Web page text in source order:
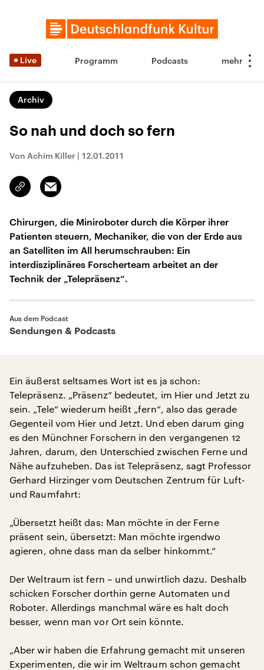
Live Programm Podcasts
Archiv
So nah und doch so fern
Von Achim Killer | 12.01.2011
Link
kopieren/teilen
Email
Chirurgen, die Miniroboter durch die Körper ihrer
Patienten steuern, Mechaniker, die von der Erde aus
an Satelliten im All herumschrauben: Ein
interdisziplinäres Forscherteam arbeitet an der
Technik der „Telepräsenz“.
Aus dem Podcast
Sendungen & Podcasts
Ein äußerst seltsames Wort ist es ja schon:
Telepräsenz. „Präsenz“ bedeutet, im Hier und Jetzt zu
sein. „Tele“ wiederum heißt „fern“, also das gerade
Gegenteil vom Hier und Jetzt. Und eben darum ging
es den Münchner Forschern in den vergangenen 12
Jahren, darum, den Unterschied zwischen Ferne und
Nähe aufzuheben. Das ist Telepräsenz, sagt Professor
Gerhard Hirzinger vom Deutschen Zentrum für Luft-
und Raumfahrt:
„Übersetzt heißt das: Man möchte in der Ferne
präsent sein, übersetzt: Man möchte irgendwo
agieren, ohne dass man da selber hinkommt.“
Der Weltraum ist fern – und unwirtlich dazu. Deshalb
schicken Forscher dorthin gerne Automaten und
Roboter. Allerdings manchmal wäre es halt doch
besser, wenn man vor Ort sein könnte.
„Aber wir haben die Erfahrung gemacht mit unseren
Experimenten, die wir im Weltraum schon gemacht